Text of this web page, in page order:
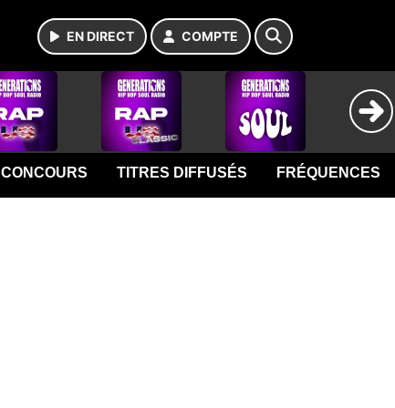
EN DIRECT COMPTE
CONCOURS TITRES DIFFUSÉS FRÉQUENCES